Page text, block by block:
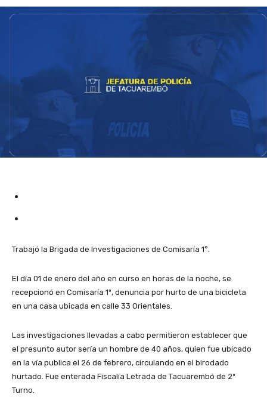
Trabajó la Brigada de Investigaciones de Comisaría 1°.
El día 01 de enero del año en curso en horas de la noche, se
recepcionó en Comisaría 1º, denuncia por hurto de una bicicleta
en una casa ubicada en calle 33 Orientales.
Las investigaciones llevadas a cabo permitieron establecer que
el presunto autor sería un hombre de 40 años, quien fue ubicado
en la vía publica el 26 de febrero, circulando en el birodado
hurtado. Fue enterada Fiscalía Letrada de Tacuarembó de 2º
Turno.